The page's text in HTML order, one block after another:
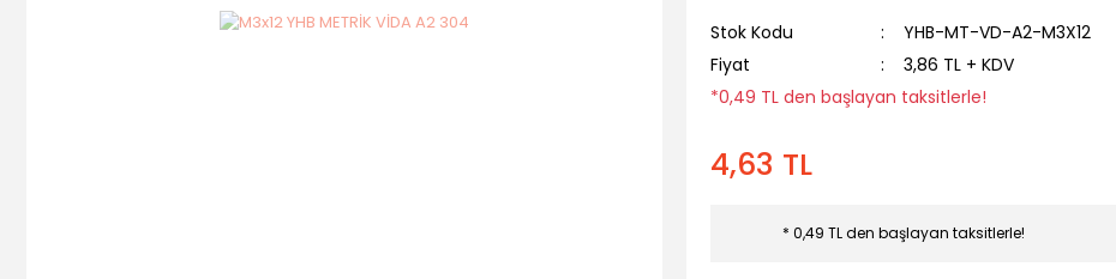
Stok Kodu
YHB-MT-VD-A2-M3X12
Fiyat
3,86 TL + KDV
*0,49 TL den başlayan taksitlerle!
4,63 TL
* 0,49 TL den başlayan taksitlerle!